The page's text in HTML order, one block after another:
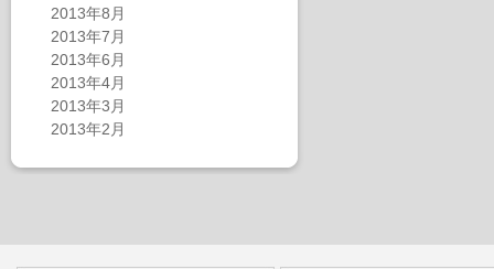
2013年8月
2013年7月
2013年6月
2013年4月
2013年3月
2013年2月